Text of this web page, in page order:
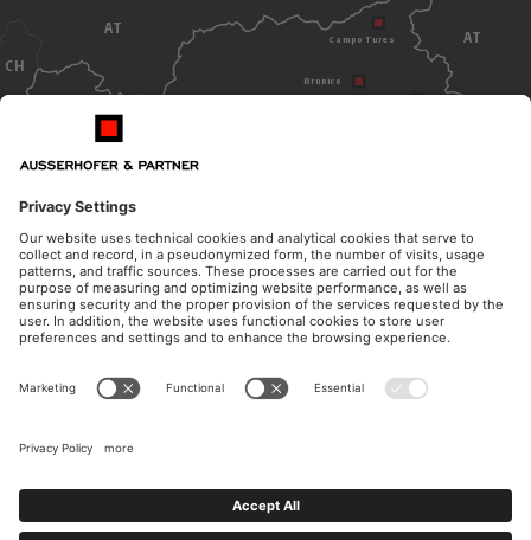
AT
AT
CH
ITALY
Brunico
Campo Tures
Lunedì - giovedì
dalle 08.30 alle 12.00
Telefono
kanzleiausserhofer@legalmail.it